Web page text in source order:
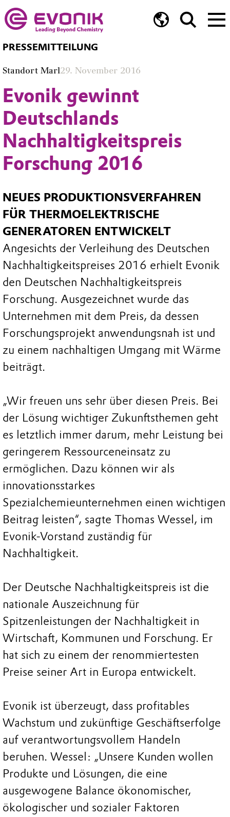
PRESSEMITTEILUNG
Standort Marl29. November 2016
Evonik gewinnt
Deutschlands
Nachhaltigkeitspreis
Forschung 2016
NEUES PRODUKTIONSVERFAHREN
FÜR THERMOELEKTRISCHE
GENERATOREN ENTWICKELT
Angesichts der Verleihung des Deutschen
Nachhaltigkeitspreises 2016 erhielt Evonik
den Deutschen Nachhaltigkeitspreis
Forschung. Ausgezeichnet wurde das
Unternehmen mit dem Preis, da dessen
Forschungsprojekt anwendungsnah ist und
zu einem nachhaltigen Umgang mit Wärme
beiträgt.
„Wir freuen uns sehr über diesen Preis. Bei
der Lösung wichtiger Zukunftsthemen geht
es letztlich immer darum, mehr Leistung bei
geringerem Ressourceneinsatz zu
ermöglichen. Dazu können wir als
innovationsstarkes
Spezialchemieunternehmen einen wichtigen
Beitrag leisten“, sagte Thomas Wessel, im
Evonik-Vorstand zuständig für
Nachhaltigkeit.
Der Deutsche Nachhaltigkeitspreis ist die
nationale Auszeichnung für
Spitzenleistungen der Nachhaltigkeit in
Wirtschaft, Kommunen und Forschung. Er
hat sich zu einem der renommiertesten
Preise seiner Art in Europa entwickelt.
Evonik ist überzeugt, dass profitables
Wachstum und zukünftige Geschäftserfolge
auf verantwortungsvollem Handeln
beruhen. Wessel: „Unsere Kunden wollen
Produkte und Lösungen, die eine
ausgewogene Balance ökonomischer,
ökologischer und sozialer Faktoren